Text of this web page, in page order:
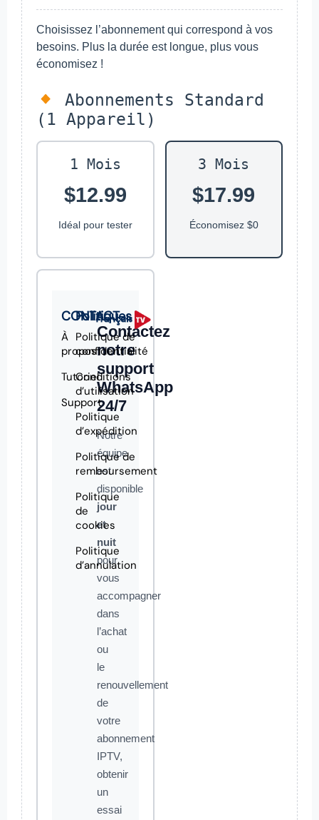
Choisissez l’abonnement qui correspond à vos
besoins. Plus la durée est longue, plus vous
économisez !
Abonnements Standard
(1 Appareil)
1 Mois
$12.99
Idéal pour tester
3 Mois
$17.99
Économisez $0
CONTACT
À
propos
Tutoriel
Support
Politiques
Politique de
confidentialité
Conditions
d’utilisation
Politique
d’expédition
Politique de
remboursement
Politique
de
cookies
Politique
d’annulation
Contactez
notre
support
WhatsApp
24/7
Notre
équipe
est
disponible
jour
et
nuit
pour
vous
accompagner
dans
l’achat
ou
le
renouvellement
de
votre
abonnement
IPTV,
obtenir
un
essai